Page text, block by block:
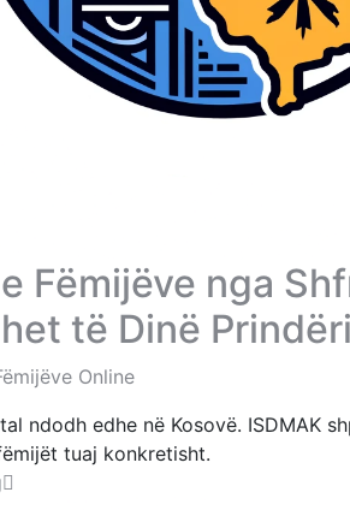
Fëmijëve nga
të Dinë
Online
ndodh edhe në Kosovë. ISDMAK
tuaj konkretisht.